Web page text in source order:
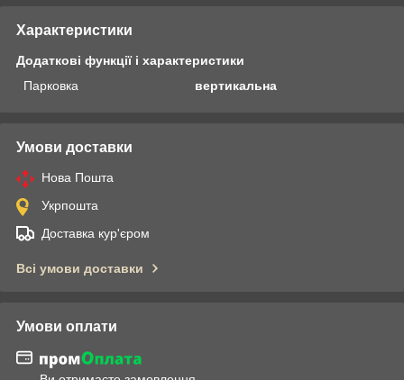
Характеристики
Додаткові функції і характеристики
Парковка
вертикальна
Умови доставки
Нова Пошта
Укрпошта
Доставка кур'єром
Всі умови доставки
Умови оплати